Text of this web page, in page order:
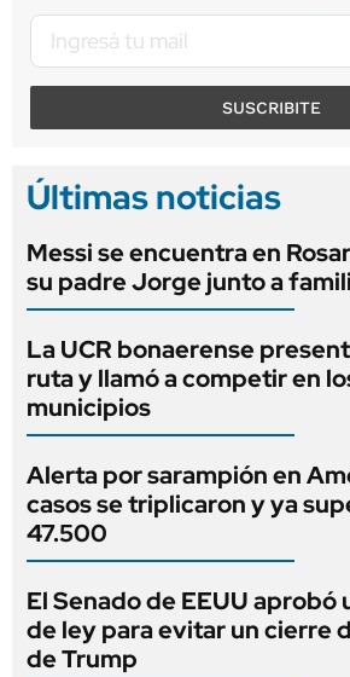
SUSCRIBITE
Últimas noticias
Messi se encuentra en
su padre Jorge junto a
La UCR bonaerense
ruta y llamó a competir en
municipios
Alerta por sarampión en
casos se triplicaron y ya
47.500
El Senado de EEUU
de ley para evitar un cierre
de Trump